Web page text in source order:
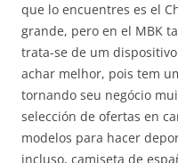
que lo encuentres es el
grande, pero en el MBK
trata-se de um
achar melhor, pois tem
tornando seu negócio
selección de ofertas en
modelos para hacer
incluso, camiseta de